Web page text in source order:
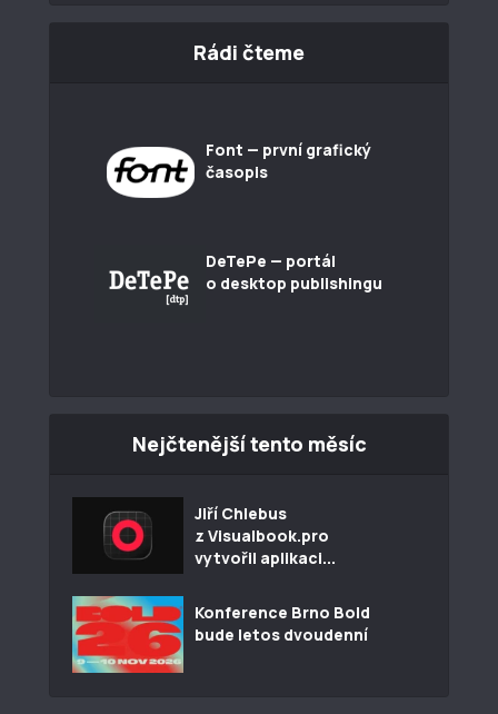
Rádi čteme
Font — první grafický
časopis
DeTePe — portál
o desktop publishingu
Nejčtenější tento měsíc
Jiří Chlebus
z Visualbook.pro
vytvořil aplikaci...
Konference Brno Bold
bude letos dvoudenní